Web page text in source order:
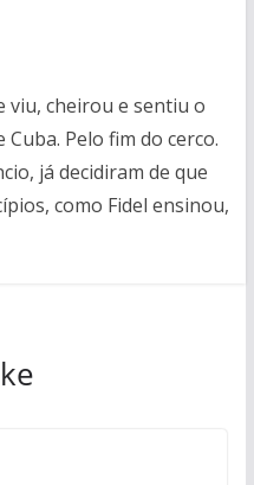
viu, cheirou e sentiu o
Pelo fim do cerco.
já decidiram de que
como Fidel ensinou,